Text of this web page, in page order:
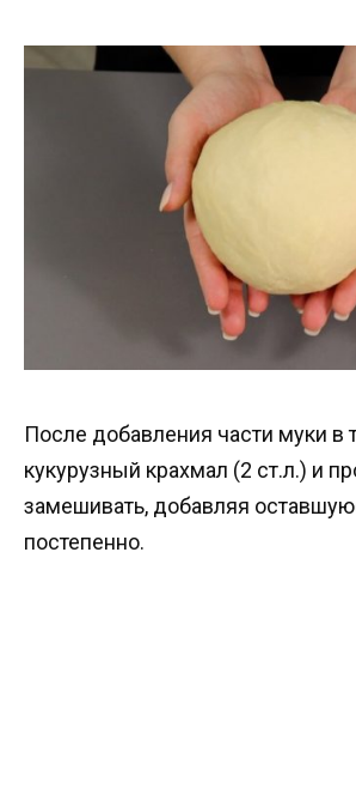
После добавления части муки в
кукурузный крахмал (2 ст.л.) и
замешивать, добавляя
постепенно.